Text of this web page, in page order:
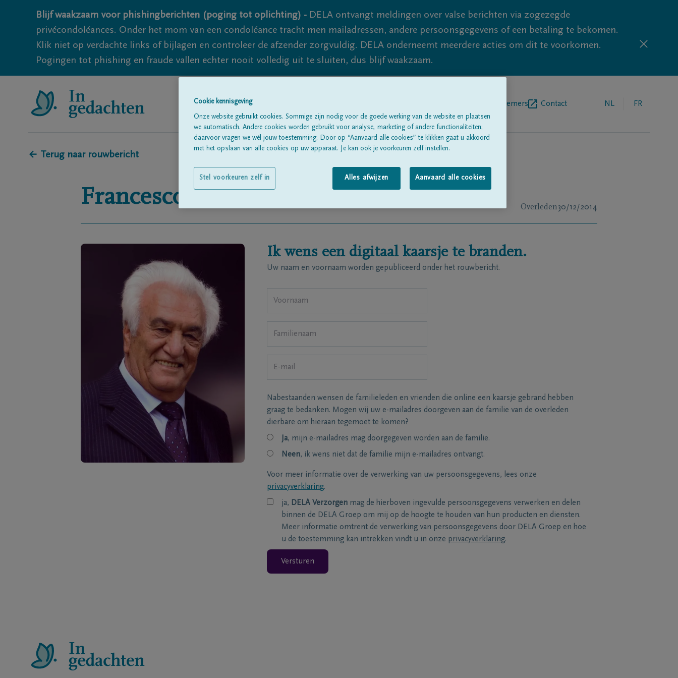
Blijf waakzaam voor phishingberichten (poging tot oplichting) - DELA ontvangt meldingen over valse berichten via zogezegde
privécondoléances. Onder het mom van een condoléance tracht men mailadressen, andere persoonsgegevens of een betaling te bekomen.
Klik niet op verdachte links of bijlagen en controleer de afzender zorgvuldig. DELA onderneemt meerdere acties om dit te voorkomen.
Pogingen tot phishing en fraude vallen echter nooit volledig uit te sluiten, dus blijf waakzaam.
Begrafenisondernemers Contact NL FR
← Terug naar rouwbericht
Francesco Overleden30/12/2014
Ik wens een digitaal kaarsje te branden.
Uw naam en voornaam worden gepubliceerd onder het rouwbericht.
Nabestaanden wensen de familieleden en vrienden die online een kaarsje gebrand hebben
graag te bedanken. Mogen wij uw e-mailadres doorgeven aan de familie van de overleden
dierbare om hieraan tegemoet te komen?
Ja, mijn e-mailadres mag doorgegeven worden aan de familie.
Neen, ik wens niet dat de familie mijn e-mailadres ontvangt.
Voor meer informatie over de verwerking van uw persoonsgegevens, lees onze
privacyverklaring.
ja, DELA Verzorgen mag de hierboven ingevulde persoonsgegevens verwerken en delen
binnen de DELA Groep om mij op de hoogte te houden van hun producten en diensten.
Meer informatie omtrent de verwerking van persoonsgegevens door DELA Groep en hoe
u de toestemming kan intrekken vindt u in onze privacyverklaring.
Versturen
Cookie kennisgeving
Onze website gebruikt cookies. Sommige zijn nodig voor de goede werking van de website en plaatsen
we automatisch. Andere cookies worden gebruikt voor analyse, marketing of andere functionaliteiten;
daarvoor vragen we wél jouw toestemming. Door op “Aanvaard alle cookies” te klikken gaat u akkoord
met het opslaan van alle cookies op uw apparaat. Je kan ook je voorkeuren zelf instellen.
Alles afwijzen Aanvaard alle cookies
Stel voorkeuren zelf in